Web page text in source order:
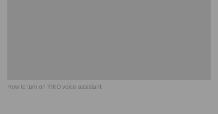
How to turn on YIKO voice assistant